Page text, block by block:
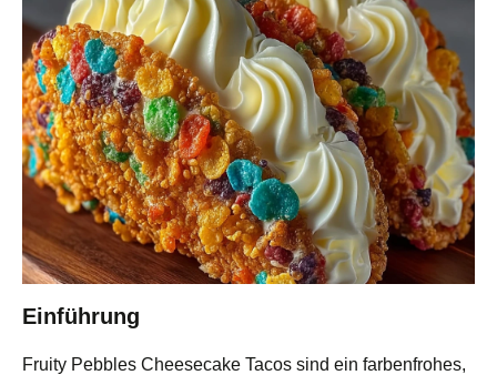
Einführung
Fruity Pebbles Cheesecake Tacos sind ein farbenfrohes,